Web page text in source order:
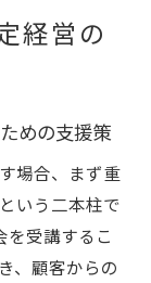
経営の
めの支援策
場合、まず重
いう二本柱で
を受講するこ
、顧客からの